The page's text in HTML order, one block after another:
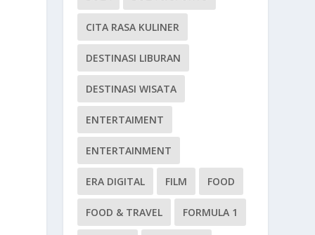
CITA RASA KULINER
DESTINASI LIBURAN
DESTINASI WISATA
ENTERTAIMENT
ENTERTAINMENT
ERA DIGITAL FILM FOOD
FOOD & TRAVEL FORMULA 1